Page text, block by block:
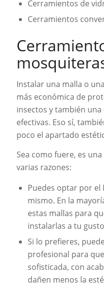
Cerramientos de
Cerramientos
Instalar una malla o
más económica de
insectos y también
efectivas. Eso sí,
poco el apartado
Sea como fuere, es
varias razones:
Puedes optar por el
mismo. En la
estas mallas para
instalarlas a tu
Si lo prefieres,
profesional para
sofisticada, con
dañen menos la